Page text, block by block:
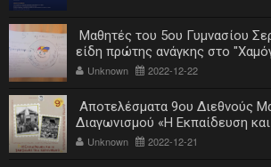
Μαθητές του 5ου Γυμνασίου
είδη πρώτης ανάγκης στο
Unknown 2022-12-22
Αποτελέσματα 9ου Διεθνούς
Διαγωνισμού «Η Εκπαίδευση
ελληνισμού»
Unknown 2022-12-21